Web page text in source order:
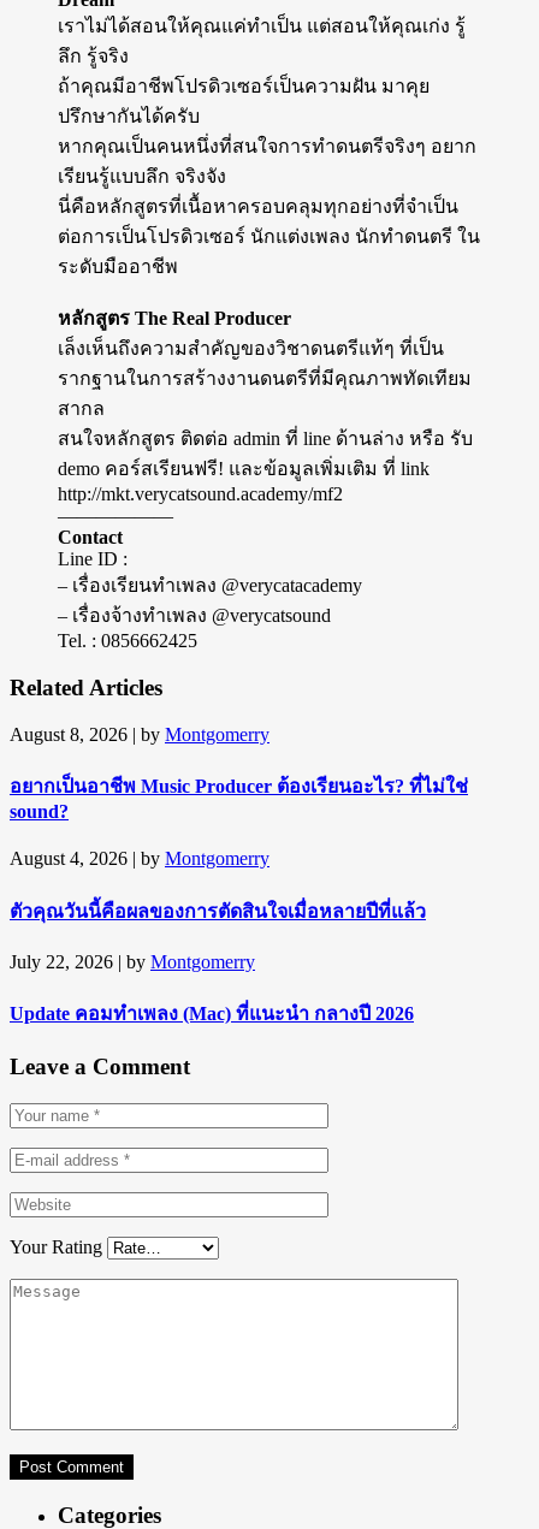
เราไม่ได้สอนให้คุณแค่ทำเป็น แต่สอนให้คุณเก่ง รู้
ลึก รู้จริง
ถ้าคุณมีอาชีพโปรดิวเซอร์เป็นความฝัน มาคุย
ปรึกษากันได้ครับ
หากคุณเป็นคนหนึ่งที่สนใจการทำดนตรีจริงๆ อยาก
เรียนรู้แบบลึก จริงจัง
นี่คือหลักสูตรที่เนื้อหาครอบคลุมทุกอย่างที่จำเป็น
ต่อการเป็นโปรดิวเซอร์ นักแต่งเพลง นักทำดนตรี ใน
ระดับมืออาชีพ
หลักสูตร The Real Producer
เล็งเห็นถึงความสำคัญของวิชาดนตรีแท้ๆ ที่เป็น
รากฐานในการสร้างงานดนตรีที่มีคุณภาพทัดเทียม
สากล
สนใจหลักสูตร ติดต่อ admin ที่ line ด้านล่าง หรือ รับ
demo คอร์สเรียนฟรี! และข้อมูลเพิ่มเติม ที่ link
http://mkt.verycatsound.academy/mf2
——————
Contact
Line ID :
– เรื่องเรียนทำเพลง @verycatacademy
– เรื่องจ้างทำเพลง @verycatsound
Tel. : 0856662425
Related Articles
August 8, 2026 | by Montgomerry
อยากเป็นอาชีพ Music Producer ต้องเรียนอะไร? ที่ไม่ใช่
sound?
August 4, 2026 | by Montgomerry
ตัวคุณวันนี้คือผลของการตัดสินใจเมื่อหลายปีที่แล้ว
July 22, 2026 | by Montgomerry
Update คอมทำเพลง (Mac) ที่แนะนำ กลางปี 2026
Leave a Comment
Your Rating
Categories